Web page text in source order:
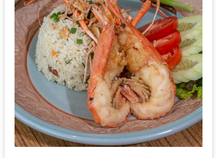
ที่
ทุก
คน
ต้อง
มา
พบ
สินค้า
เรื่อง
บ้าน
คุ้ม
ครบ